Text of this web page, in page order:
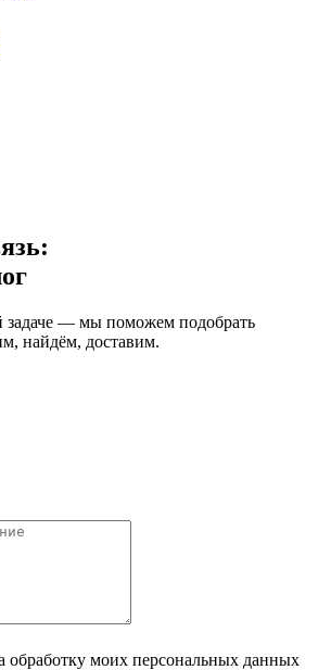
задаче — мы поможем подобрать
найдём, доставим.
обработку моих персональных данных